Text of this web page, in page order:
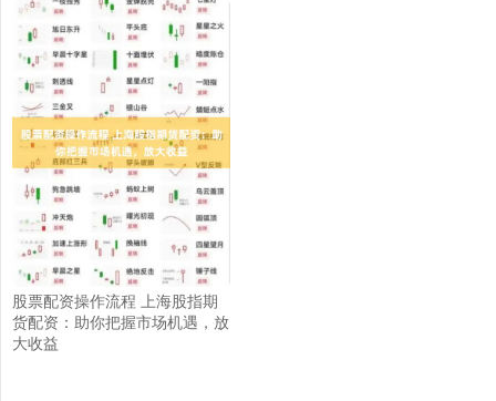
股票配资操作流程 上海股指期
货配资：助你把握市场机遇，放
大收益